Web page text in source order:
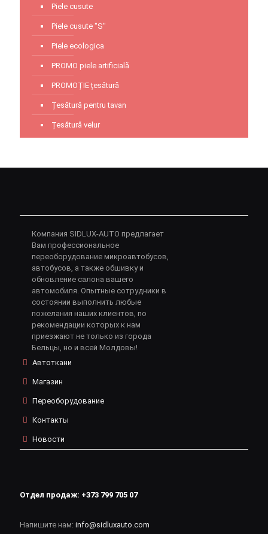
Piele cusute
Piele cusute "S"
Piele ecologica
PROMO piele artificială
PROMOȚIE țesătură
Țesătură pentru tavan
Țesătură velur
Компания SIDLUX-AUTO предлагает
Вам профессиональное
переоборудование микроавтобусов,
автобусов, а также обшивку и
обновление салона вашего
автомобиля. Опытные сотрудники в
состоянии выполнить любые
пожелания наших клиентов, по
рекомендации которых к нам
приезжают не только из города
Бельцы, но и всей Молдовы!
Автоткани
Магазин
Переоборудование
Контакты
Новости
Отдел продаж: +373 799 705 07
Напишите нам: info@sidluxauto.com